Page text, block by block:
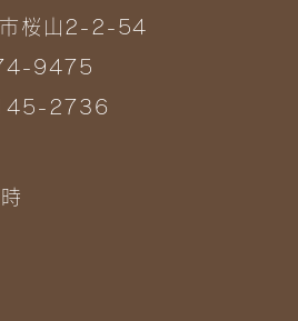
市桜山2-2-54
9475
2736